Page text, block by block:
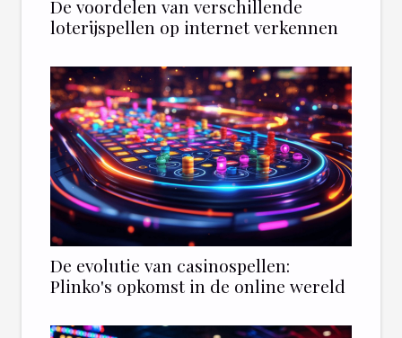
De voordelen van verschillende
loterijspellen op internet verkennen
De evolutie van casinospellen:
Plinko's opkomst in de online wereld